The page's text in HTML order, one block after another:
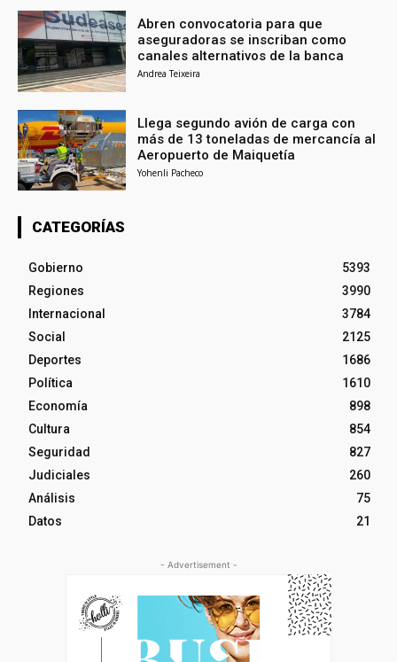
Abren convocatoria para que
aseguradoras se inscriban como
canales alternativos de la banca
Andrea Teixeira
Llega segundo avión de carga con
más de 13 toneladas de mercancía al
Aeropuerto de Maiquetía
Yohenli Pacheco
CATEGORÍAS
Gobierno
5393
Regiones
3990
Internacional
3784
Social
2125
Deportes
1686
Política
1610
Economía
898
Cultura
854
Seguridad
827
Judiciales
260
Análisis
75
Datos
21
- Advertisement -